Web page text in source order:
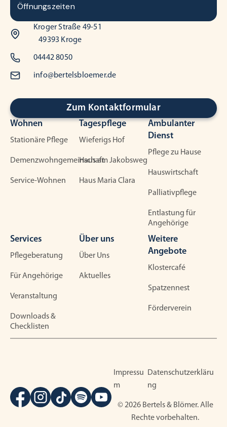
Öffnungszeiten
Kroger Straße 49-51
49393 Kroge
04442 8050
info@bertelsbloemer.de
Zum Kontaktformular
Wohnen
Stationäre Pflege
Demenzwohngemeinschaft
Service-Wohnen
Tagespflege
Wieferigs Hof
Haus am Jakobsweg
Haus Maria Clara
Ambulanter
Dienst
Pflege zu Hause
Hauswirtschaft
Palliativpflege
Entlastung für
Angehörige
Services
Pflegeberatung
Für Angehörige
Veranstaltung
Downloads &
Checklisten
Über uns
Über Uns
Aktuelles
Weitere
Angebote
Klostercafé
Spatzennest
Förderverein
Impressu
m
Datenschutzerkläru
ng
© 2026 Bertels & Blömer. Alle
Rechte vorbehalten.